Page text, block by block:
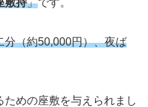
敷持」です。
分（約50,000円）、夜ば
めの座敷を与えられまし